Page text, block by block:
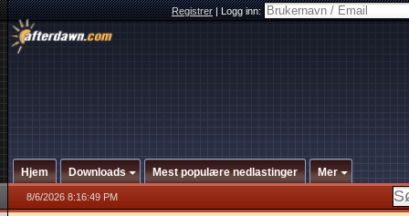
Registrer|Logg inn:
Hjem Downloads Mest populære nedlastinger Mer
8/6/2026 8:16:49 PM